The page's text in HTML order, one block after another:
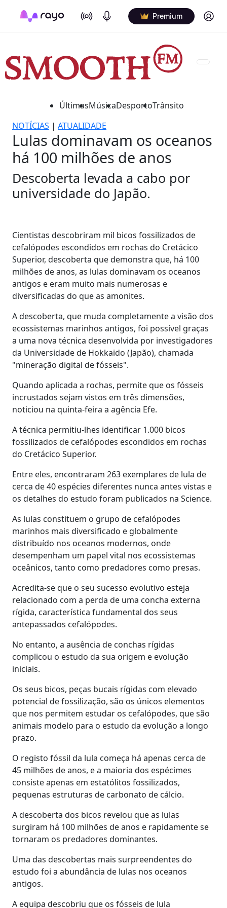
On Air Podcasts Premium Log in
ÚltimasMúsicaDesportoTrânsito
NOTÍCIAS | ATUALIDADE
Lulas dominavam os oceanos
há 100 milhões de anos
Descoberta levada a cabo por
universidade do Japão.
Cientistas descobriram mil bicos fossilizados de
cefalópodes escondidos em rochas do Cretácico
Superior, descoberta que demonstra que, há 100
milhões de anos, as lulas dominavam os oceanos
antigos e eram muito mais numerosas e
diversificadas do que as amonites.
A descoberta, que muda completamente a visão dos
ecossistemas marinhos antigos, foi possível graças
a uma nova técnica desenvolvida por investigadores
da Universidade de Hokkaido (Japão), chamada
"mineração digital de fósseis".
Quando aplicada a rochas, permite que os fósseis
incrustados sejam vistos em três dimensões,
noticiou na quinta-feira a agência Efe.
A técnica permitiu-lhes identificar 1.000 bicos
fossilizados de cefalópodes escondidos em rochas
do Cretácico Superior.
Entre eles, encontraram 263 exemplares de lula de
cerca de 40 espécies diferentes nunca antes vistas e
os detalhes do estudo foram publicados na Science.
As lulas constituem o grupo de cefalópodes
marinhos mais diversificado e globalmente
distribuído nos oceanos modernos, onde
desempenham um papel vital nos ecossistemas
oceânicos, tanto como predadores como presas.
Acredita-se que o seu sucesso evolutivo esteja
relacionado com a perda de uma concha externa
rígida, característica fundamental dos seus
antepassados cefalópodes.
No entanto, a ausência de conchas rígidas
complicou o estudo da sua origem e evolução
iniciais.
Os seus bicos, peças bucais rígidas com elevado
potencial de fossilização, são os únicos elementos
que nos permitem estudar os cefalópodes, que são
animais modelo para o estudo da evolução a longo
prazo.
O registo fóssil da lula começa há apenas cerca de
45 milhões de anos, e a maioria dos espécimes
consiste apenas em estatólitos fossilizados,
pequenas estruturas de carbonato de cálcio.
A descoberta dos bicos revelou que as lulas
surgiram há 100 milhões de anos e rapidamente se
tornaram os predadores dominantes.
Uma das descobertas mais surpreendentes do
estudo foi a abundância de lulas nos oceanos
antigos.
A equipa descobriu que os fósseis de lula